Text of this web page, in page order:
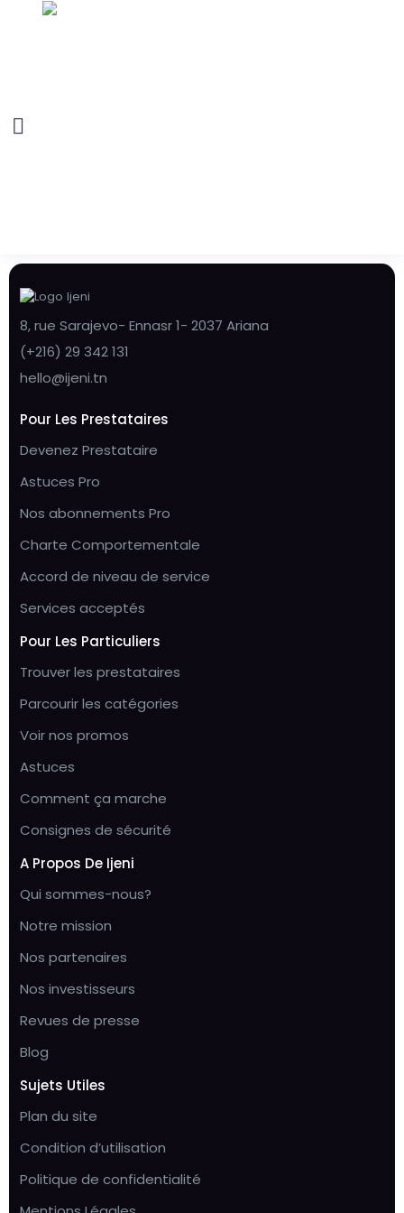
8, rue Sarajevo- Ennasr 1- 2037 Ariana
(+216) 29 342 131
hello@ijeni.tn
Pour Les Prestataires
Devenez Prestataire
Astuces Pro
Nos abonnements Pro
Charte Comportementale
Accord de niveau de service
Services acceptés
Pour Les Particuliers
Trouver les prestataires
Parcourir les catégories
Voir nos promos
Astuces
Comment ça marche
Consignes de sécurité
A Propos De Ijeni
Qui sommes-nous?
Notre mission
Nos partenaires
Nos investisseurs
Revues de presse
Blog
Sujets Utiles
Plan du site
Condition d’utilisation
Politique de confidentialité